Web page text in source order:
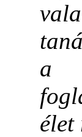
a
élet